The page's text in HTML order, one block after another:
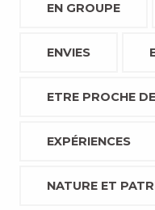
EN GROUPE
ENVIES
ETRE PROCHE
EXPÉRIENCES
NATURE ET